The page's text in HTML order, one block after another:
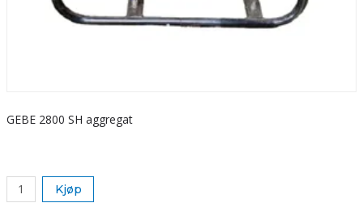
GEBE 2800 SH aggregat
Kjøp